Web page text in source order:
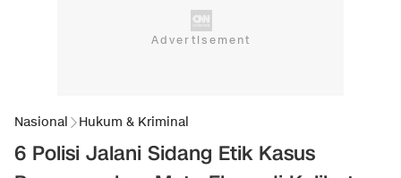
Nasional Hukum & Kriminal
6 Polisi Jalani Sidang Etik Kasus